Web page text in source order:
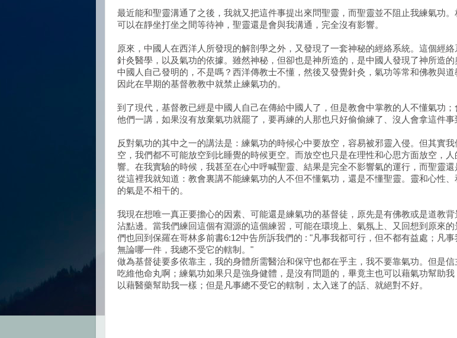
最近能和聖靈溝通了之後，我就又把這件事提出來問聖靈，而聖靈並不阻止我練氣功。
可以在靜坐打坐之間等待神，聖靈還是會與我溝通，完全沒有影響。
原來，中國人在西洋人所發現的解剖學之外，又發現了一套神秘的經絡系統。這個經絡
針灸醫學，以及氣功的依據。雖然神秘，但卻也是神所造的，是中國人發現了神所造的
中國人自己發明的，不是嗎？西洋傳教士不懂，然後又發覺針灸，氣功等常和佛教與道
因此在早期的基督教教中就禁止練氣功的。
到了現代，基督教已經是中國人自己在傳給中國人了，但是教會中掌教的人不懂氣功；
他們一講，如果沒有放棄氣功就罷了，要再練的人那也只好偷偷練了、沒人會拿這件事
反對氣功的其中之一的講法是：練氣功的時候心中要放空，容易被邪靈入侵。但其實
空，我們都不可能放空到比睡覺的時候更空。而放空也只是在理性和心思方面放空，
響。在我實驗的時候，我甚至在心中呼喊聖靈、結果是完全不影響氣的運行，而聖靈還
從這裡我就知道：教會裏講不能練氣功的人不但不懂氣功，還是不懂聖靈。靈和心性
的氣是不相干的。
我現在想唯一真正要擔心的因素、可能還是練氣功的基督徒，原先是有佛教或是道教
沾點邊。當我們練回這個有淵源的這個練習，可能在環境上、氣氛上、又回想到原來
們也回到保羅在哥林多前書6:12中告所訴我們的 : "凡事我都可行，但不都有益處；凡事
無論哪一件，我總不受它的轄制。"
做為基督徒要多依靠主，我的身體所需醫治和保守也都在乎主，我不要靠氣功。但是
吃維他命丸啊；練氣功如果只是強身健體，是沒有問題的，畢竟主也可以藉氣功幫助
以藉醫藥幫助我一樣；但是凡事總不受它的轄制，太入迷了的話、就絕對不好。